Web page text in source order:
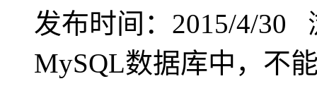
发布时间：2015/4/30
MySQL数据库中，不